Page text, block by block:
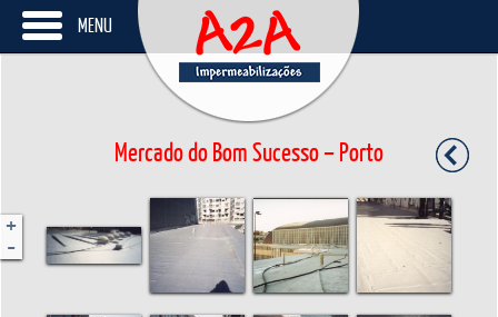
MENU
+
-
Mercado do Bom Sucesso – Porto